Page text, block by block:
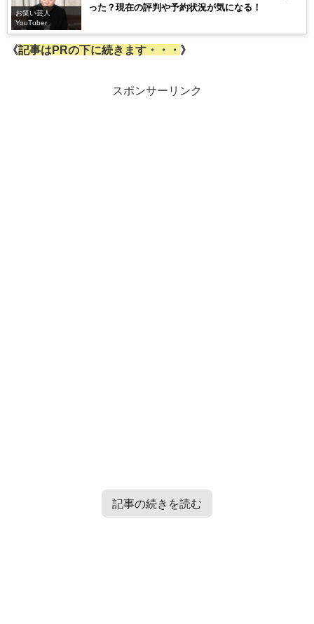
お笑い芸人
YouTuber
った？現在の評判や予約状況が気になる！
《記事はPRの下に続きます・・・ 》
スポンサーリンク
記事の続きを読む